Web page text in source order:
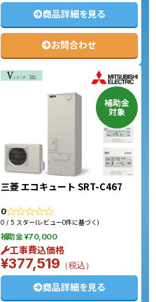
商品詳細を見る
お問合わせ
補助金
対象
三菱 エコキュート SRT-C467
0
0 / 5 スター(レビュー0件に基づく)
補助金 ¥70,000
工事費込価格
¥377,519 （税込）
商品詳細を見る